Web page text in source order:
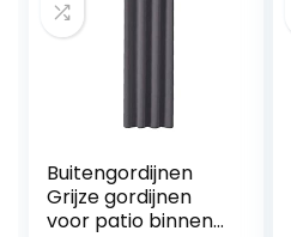
Buitengordijnen
Grijze gordijnen
voor patio binnen